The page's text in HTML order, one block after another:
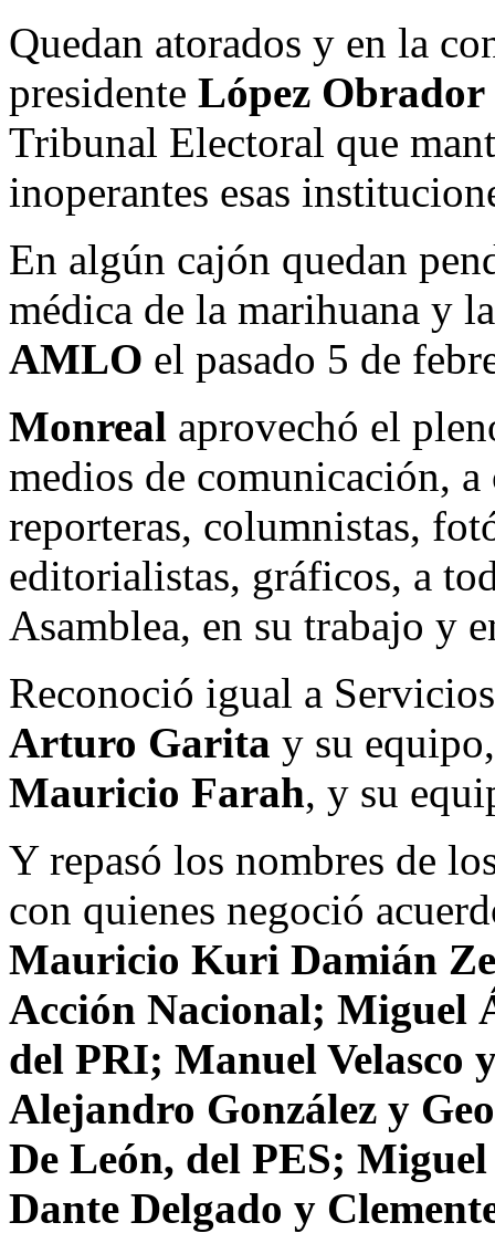
Quedan atorados y en la
presidente López Obrador
Tribunal Electoral que
inoperantes esas
En algún cajón quedan
médica de la marihuana y
AMLO el pasado 5 de
Monreal aprovechó el
medios de comunicación,
reporteras, columnistas,
editorialistas, gráficos, a
Asamblea, en su trabajo y
Reconoció igual a
Arturo Garita y su
Mauricio Farah, y su
Y repasó los nombres de
con quienes negoció
Mauricio Kuri Damián
Acción Nacional; Miguel
del PRI; Manuel Velasco
Alejandro González y
De León, del PES;
Dante Delgado y